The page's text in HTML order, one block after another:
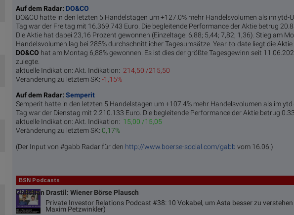
Auf dem Radar: DO&CO
DO&CO hatte in den letzten 5 Handelstagen um +127.0% mehr Handelsvolumen als im ytd-
Tag war der Freitag mit 16.369.743 Euro. Die begleitende Performance der Aktie betrug
Die Aktie hat dabei 23,16 Prozent gewonnen (Einzeltage: 6,88; 5,44; 7,82; 1,36). Stieg am
Handelsvolumen lag bei 285% durchschnittlicher Tagesumsätze. Year-to-date liegt die Aktie
DO&CO hat am Montag 6,88% gewonnen. Es ist dies der größte Tagesgewinn seit
zulegte.
aktuelle Indikation:Akt. Indikation: 214,50 /215,50
Veränderung zu letztem SK:-1,15%
Auf dem Radar:Semperit
Semperit hatte in den letzten 5 Handelstagen um +107.4% mehr Handelsvolumen als im
Tag war der Dienstag mit 2.210.133 Euro. Die begleitende Performance der Aktie betrug
aktuelle Indikation:Akt. Indikation: 15,00 /15,05
Veränderung zu letztem SK: 0,17%
(Der Input von #gabb Radar für den http://www.boerse-social.com/gabb vom 16.06.)
BSN Podcasts
Christian Drastil: Wiener Börse Plausch
Private Investor Relations Podcast #38: 10 Vokabel, um Asta besser zu
Maxim Petzwinkler)